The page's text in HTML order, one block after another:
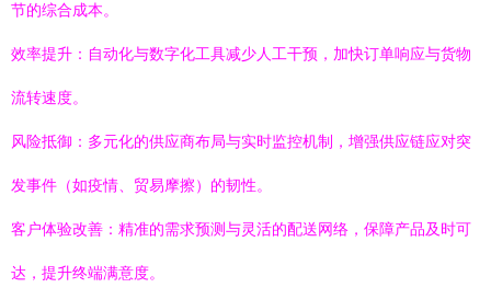
节的综合成本。
效率提升：自动化与数字化工具减少人工干预，加快订单响应与货物
流转速度。
风险抵御：多元化的供应商布局与实时监控机制，增强供应链应对突
发事件（如疫情、贸易摩擦）的韧性。
客户体验改善：精准的需求预测与灵活的配送网络，保障产品及时可
达，提升终端满意度。